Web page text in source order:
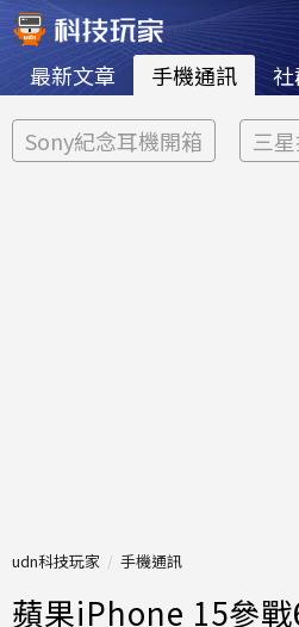
最新文章 手機通訊
Sony紀念耳機開箱 三
udn科技玩家 手機通訊
蘋果iPhone 15參